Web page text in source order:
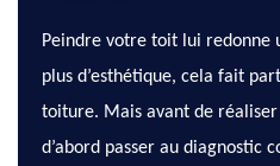
Peindre votre toit lui redonne
plus d’esthétique, cela fait
toiture. Mais avant de
d’abord passer au diagnostic